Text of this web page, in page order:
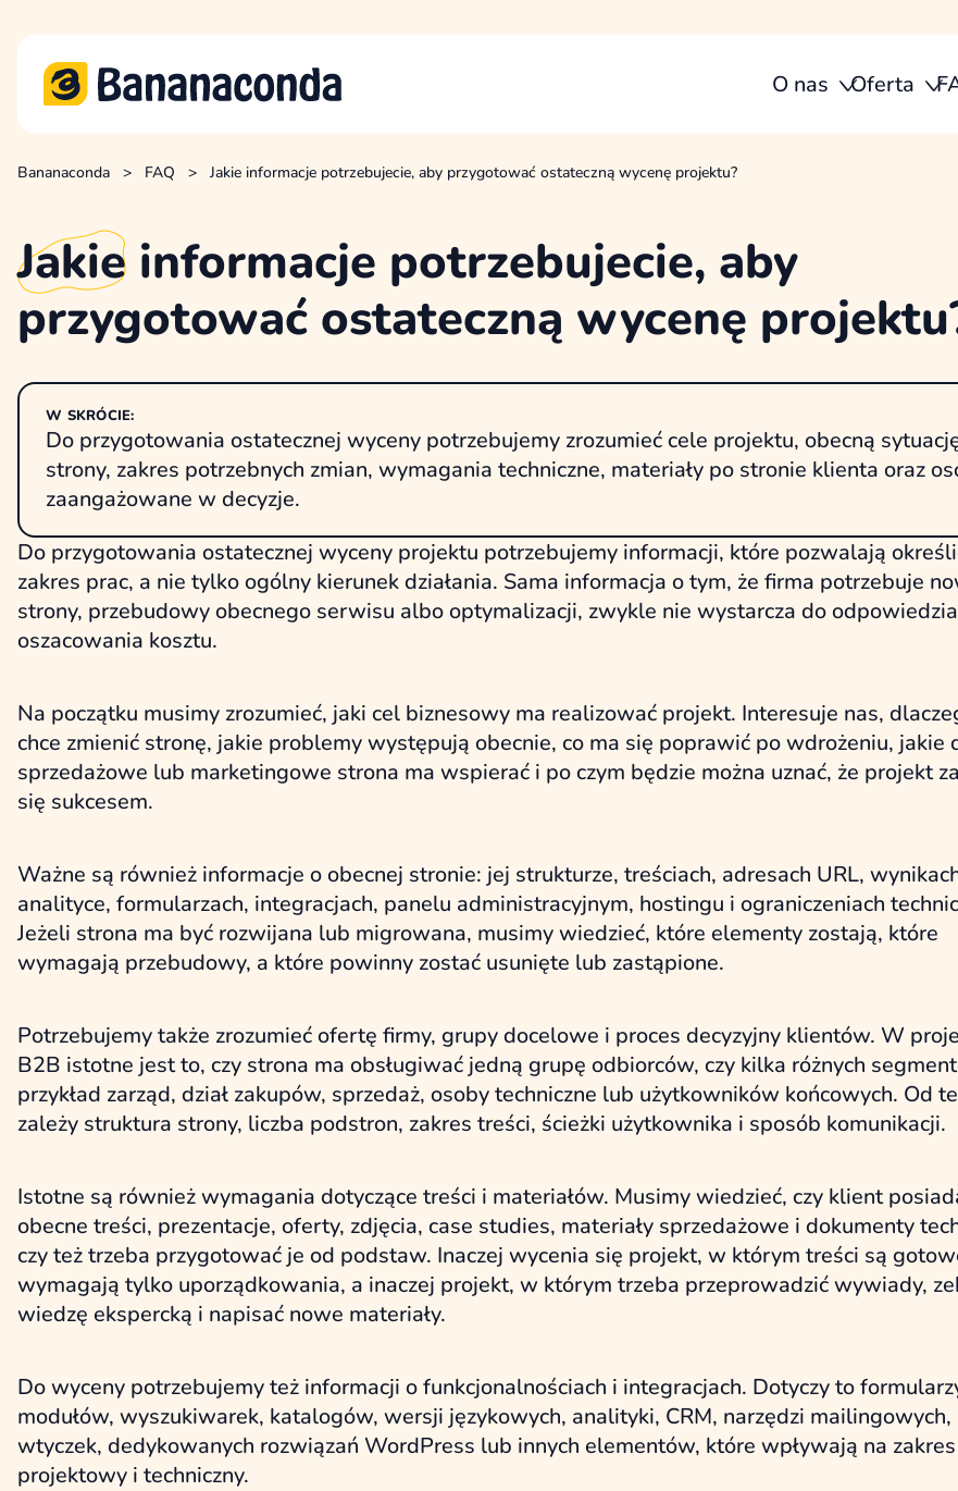
O nas Oferta
Bananaconda > FAQ > Jakie informacje potrzebujecie, aby przygotować ostateczną wycenę projektu?
Jakie informacje potrzebujecie, aby
przygotować ostateczną wycenę
W SKRÓCIE:
Do przygotowania ostatecznej wyceny potrzebujemy zrozumieć cele projektu, obecną
strony, zakres potrzebnych zmian, wymagania techniczne, materiały po stronie klienta oraz
zaangażowane w decyzje.
Do przygotowania ostatecznej wyceny projektu potrzebujemy informacji, które pozwalają
zakres prac, a nie tylko ogólny kierunek działania. Sama informacja o tym, że firma potrzebuje
strony, przebudowy obecnego serwisu albo optymalizacji, zwykle nie wystarcza do
oszacowania kosztu.
Na początku musimy zrozumieć, jaki cel biznesowy ma realizować projekt. Interesuje nas,
chce zmienić stronę, jakie problemy występują obecnie, co ma się poprawić po wdrożeniu, jakie
sprzedażowe lub marketingowe strona ma wspierać i po czym będzie można uznać, że projekt
się sukcesem.
Ważne są również informacje o obecnej stronie: jej strukturze, treściach, adresach URL,
analityce, formularzach, integracjach, panelu administracyjnym, hostingu i ograniczeniach
Jeżeli strona ma być rozwijana lub migrowana, musimy wiedzieć, które elementy zostają, które
wymagają przebudowy, a które powinny zostać usunięte lub zastąpione.
Potrzebujemy także zrozumieć ofertę firmy, grupy docelowe i proces decyzyjny klientów. W
B2B istotne jest to, czy strona ma obsługiwać jedną grupę odbiorców, czy kilka różnych
przykład zarząd, dział zakupów, sprzedaż, osoby techniczne lub użytkowników końcowych. Od
zależy struktura strony, liczba podstron, zakres treści, ścieżki użytkownika i sposób komunikacji.
Istotne są również wymagania dotyczące treści i materiałów. Musimy wiedzieć, czy klient
obecne treści, prezentacje, oferty, zdjęcia, case studies, materiały sprzedażowe i dokumenty
czy też trzeba przygotować je od podstaw. Inaczej wycenia się projekt, w którym treści są
wymagają tylko uporządkowania, a inaczej projekt, w którym trzeba przeprowadzić wywiady,
wiedzę ekspercką i napisać nowe materiały.
Do wyceny potrzebujemy też informacji o funkcjonalnościach i integracjach. Dotyczy to
modułów, wyszukiwarek, katalogów, wersji językowych, analityki, CRM, narzędzi mailingowych,
wtyczek, dedykowanych rozwiązań WordPress lub innych elementów, które wpływają na zakres
projektowy i techniczny.